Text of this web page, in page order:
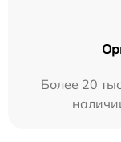
Более 20